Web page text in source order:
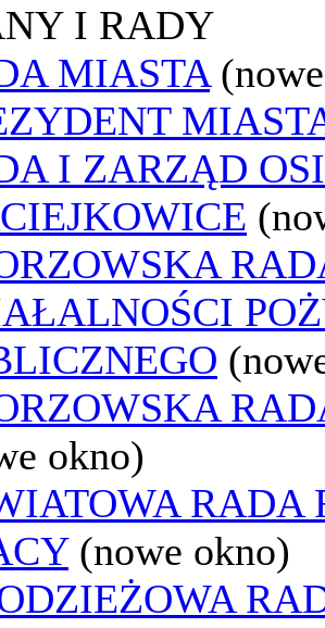
I RADY
MIASTA
I ZARZĄD
okno)
RADA
(nowe okno)